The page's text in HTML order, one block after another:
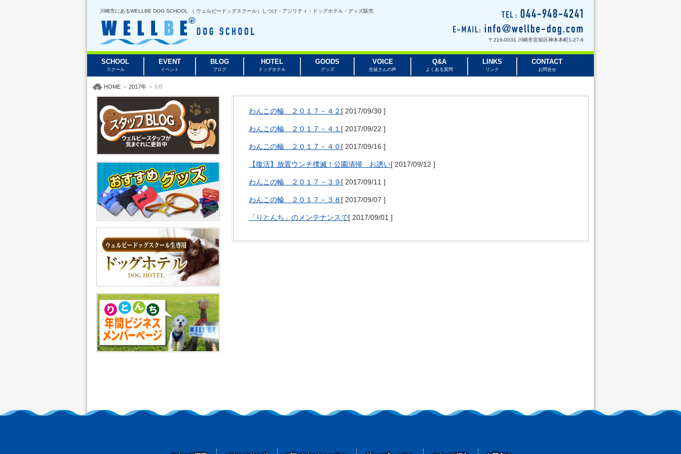
川崎市にあるWELLBE DOG SCHOOL （ ウェルビードッグスクール）しつけ・アジリティ・ドッグホテル・グッズ販売
〒216-0031 川崎市宮前区神木本町1-27-6
SCHOOL
スクール
EVENT
イベント
BLOG
ブログ
HOTEL
ドッグホテル
GOODS
グッズ
VOICE
生徒さんの声
Q&A
よくある質問
LINKS
リンク
CONTACT
お問合せ
HOME > 2017年 > 9月
わんこの輪 ２０１７－４２ [ 2017/09/30 ]
わんこの輪 ２０１７－４１ [ 2017/09/22 ]
わんこの輪 ２０１７－４０ [ 2017/09/16 ]
【復活】放置ウンチ撲滅！公園清掃 お誘い[ 2017/09/12 ]
わんこの輪 ２０１７－３９ [ 2017/09/11 ]
わんこの輪 ２０１７－３８ [ 2017/09/07 ]
「りとんち」のメンテナンスで[ 2017/09/01 ]